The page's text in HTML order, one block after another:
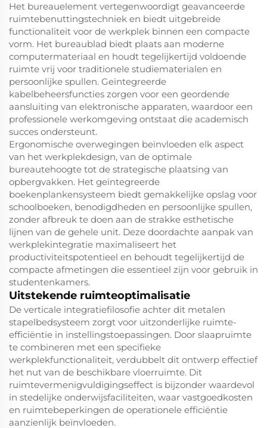
Het bureauelement vertegenwoordigt geavanceerde
ruimtebenuttingstechniek en biedt uitgebreide
functionaliteit voor de werkplek binnen een compacte
vorm. Het bureaublad biedt plaats aan moderne
computermateriaal en houdt tegelijkertijd voldoende
ruimte vrij voor traditionele studiematerialen en
persoonlijke spullen. Geïntegreerde
kabelbeheersfuncties zorgen voor een geordende
aansluiting van elektronische apparaten, waardoor een
professionele werkomgeving ontstaat die academisch
succes ondersteunt.
Ergonomische overwegingen beïnvloeden elk aspect
van het werkplekdesign, van de optimale
bureautehoogte tot de strategische plaatsing van
opbergvakken. Het geïntegreerde
boekenplankensysteem biedt gemakkelijke opslag voor
schoolboeken, benodigdheden en persoonlijke spullen,
zonder afbreuk te doen aan de strakke esthetische
lijnen van de gehele unit. Deze doordachte aanpak van
werkplekintegratie maximaliseert het
productiviteitspotentieel en behoudt tegelijkertijd de
compacte afmetingen die essentieel zijn voor gebruik in
studentenkamers.
Uitstekende ruimteoptimalisatie
De verticale integratiefilosofie achter dit metalen
stapelbedsysteem zorgt voor uitzonderlijke ruimte-
efficiëntie in instellingstoepassingen. Door slaapruimte
te combineren met een specifieke
werkplekfunctionaliteit, verdubbelt dit ontwerp effectief
het nut van de beschikbare vloerruimte. Dit
ruimtevermenigvuldigingseffect is bijzonder waardevol
in stedelijke onderwijsfaciliteiten, waar vastgoedkosten
en ruimtebeperkingen de operationele efficiëntie
aanzienlijk beïnvloeden.